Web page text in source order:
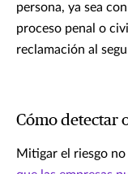
persona, ya sea
proceso penal o
reclamación al
Cómo detectar
Mitigar el riesgo